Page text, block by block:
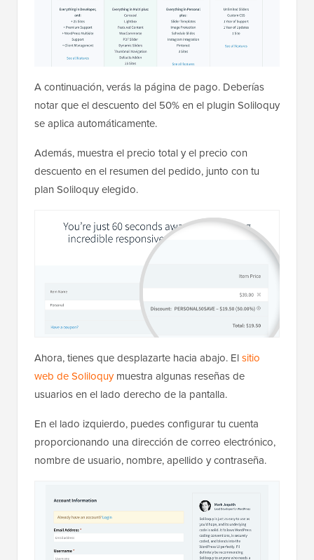
A continuación, verás la página de pago. Deberías
notar que el descuento del 50% en el plugin Soliloquy
se aplica automáticamente.
Además, muestra el precio total y el precio con
descuento en el resumen del pedido, junto con tu
plan Soliloquy elegido.
Ahora, tienes que desplazarte hacia abajo. Elsitio
web de Soliloquymuestra algunas reseñas de
usuarios en el lado derecho de la pantalla.
En el lado izquierdo, puedes configurar tu cuenta
proporcionando una dirección de correo electrónico,
nombre de usuario, nombre, apellido y contraseña.